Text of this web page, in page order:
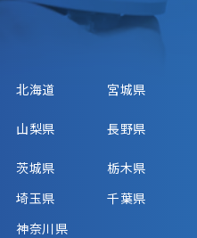
北海道 宮城県
山梨県 長野県
茨城県 栃木県
埼玉県
千葉県
神奈川県